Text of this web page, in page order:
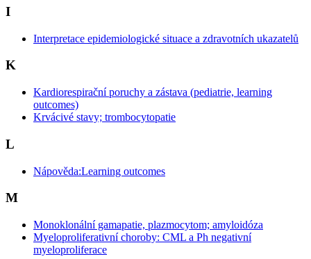
I
Interpretace epidemiologické situace a zdravotních ukazatelů
K
Kardiorespirační poruchy a zástava (pediatrie, learning
outcomes)
Krvácivé stavy; trombocytopatie
L
Nápověda:Learning outcomes
M
Monoklonální gamapatie, plazmocytom; amyloidóza
Myeloproliferativní choroby: CML a Ph negativní
myeloproliferace